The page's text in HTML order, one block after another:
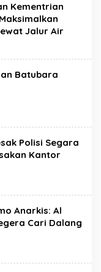
Kementrian
Jalur Air
Batubara
Polisi Segara
Kantor
Anarkis: Al
Cari Dalang